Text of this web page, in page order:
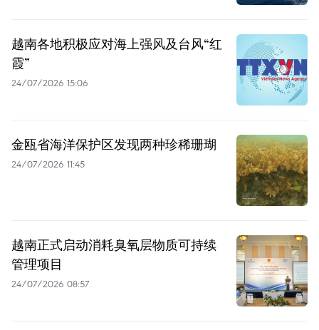
越南各地积极应对海上强风及台风“红
霞”
24/07/2026 15:06
金瓯省海洋保护区发现两种珍稀珊瑚
24/07/2026 11:45
越南正式启动消耗臭氧层物质可持续
管理项目
24/07/2026 08:57